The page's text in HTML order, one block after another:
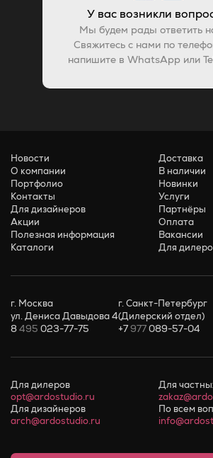
У вас возникли
Мы будем рады ответить
Свяжитесь с нами по
напишите в WhatsApp или
Новости
О компании
Портфолио
Контакты
Для дизайнеров
Акции
Полезная информация
Каталоги
Доставка
В наличии
Новинки
Услуги
Партнёры
Оплата
Вакансии
Для
г. Москва
ул. Дениса Давыдова 4
8495 023-77-75
г. Санкт-Петербург
(Дилерский отдел)
+7977089-57-04
Для дилеров
opt@ardostudio.ru
Для
Для дизайнеров
arch@ardostudio.ru
По всем